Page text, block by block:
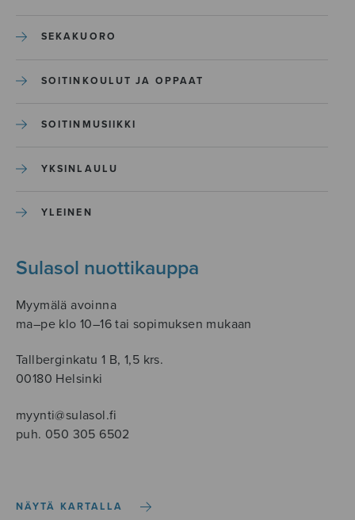
SEKAKUORO
SOITINKOULUT JA OPPAAT
SOITINMUSIIKKI
YKSINLAULU
YLEINEN
Sulasol nuottikauppa
Myymälä avoinna
ma–pe klo 10–16 tai sopimuksen mukaan
Tallberginkatu 1 B, 1,5 krs.
00180 Helsinki
myynti@sulasol.fi
puh. 050 305 6502
NÄYTÄ KARTALLA